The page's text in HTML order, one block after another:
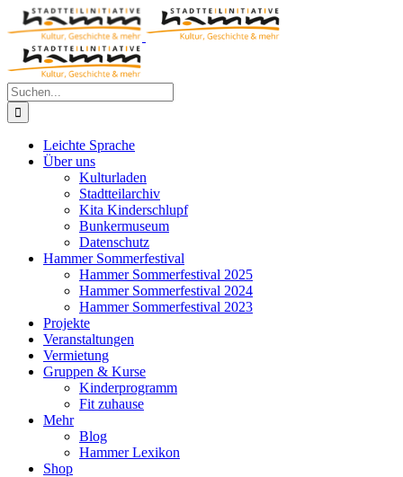
Zum
Inhalt
springen
Suche
nach:
Leichte Sprache
Über uns
Kulturladen
Stadtteilarchiv
Kita Kinderschlupf
Bunkermuseum
Datenschutz
Hammer Sommerfestival
Hammer Sommerfestival 2025
Hammer Sommerfestival 2024
Hammer Sommerfestival 2023
Projekte
Veranstaltungen
Vermietung
Gruppen & Kurse
Kinderprogramm
Fit zuhause
Mehr
Blog
Hammer Lexikon
Shop